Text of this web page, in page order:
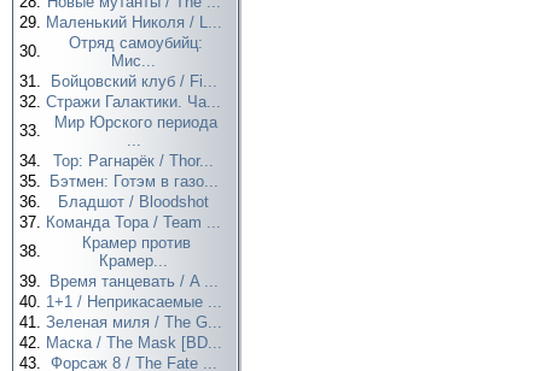
29. Маленький Николя / L...
30.
Отряд самоубийц:
Мис...
31.
Бойцовский клуб / Fi...
32. Стражи Галактики. Ча...
33.
Мир Юрского периода
...
34.
Тор: Рагнарёк / Thor...
35.
Бэтмен: Готэм в газо...
36.
Бладшот / Bloodshot
37. Команда Тора / Team ...
38.
Крамер против
Крамер...
39.
Время танцевать / A ...
40. 1+1 / Неприкасаемые ...
41. Зеленая миля / The G...
42. Маска / The Mask [BD...
43. Форсаж 8 / The Fate ...